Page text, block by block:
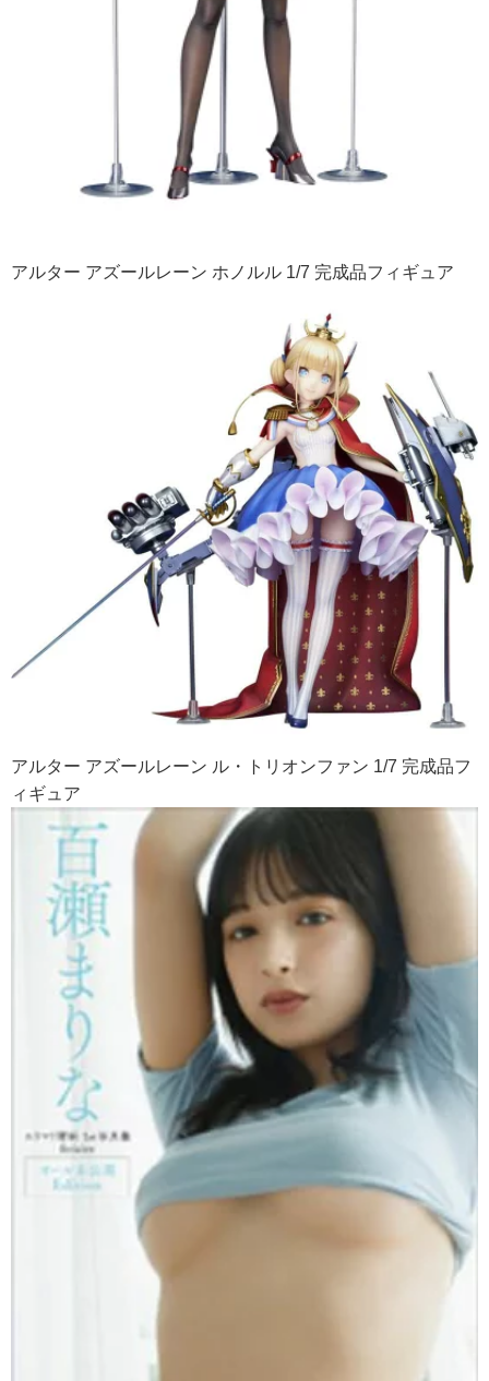
アルター アズールレーン ホノルル 1/7 完成品フィギュア
アルター アズールレーン ル・トリオンファン 1/7 完成品フ
ィギュア